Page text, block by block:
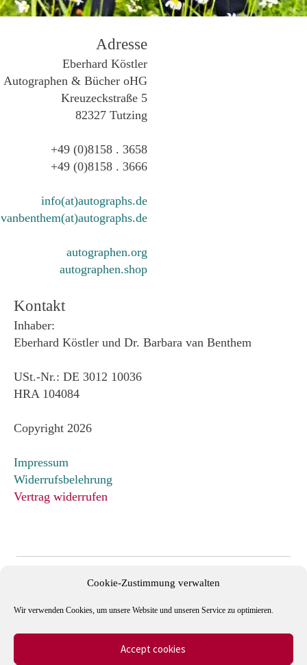
Cookie-Zustimmung verwalten
Wir verwenden Cookies, um unsere Website und unseren Service zu optimieren.
Accept cookies
Adresse
Eberhard Köstler
Autographen & Bücher oHG
Kreuzeckstraße 5
82327 Tutzing
+49 (0)8158 . 3658
+49 (0)8158 . 3666
info(at)autographs.de
vanbenthem(at)autographs.de
autographen.org
autographen.shop
Kontakt
Inhaber:
Eberhard Köstler und Dr. Barbara van Benthem
USt.-Nr.: DE 3012 10036
HRA 104084
Copyright 2026
Impressum
Widerrufsbelehrung
Vertrag widerrufen